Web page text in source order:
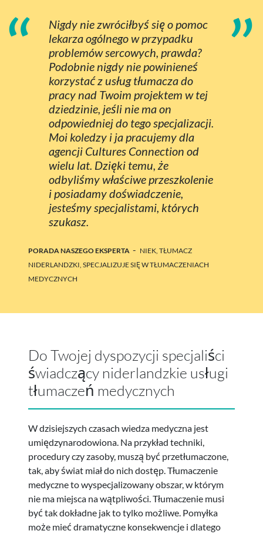
“
Nigdy nie zwróciłbyś się o pomoc
lekarza ogólnego w przypadku
problemów sercowych, prawda?
Podobnie nigdy nie powinieneś
korzystać z usług tłumacza do
pracy nad Twoim projektem w tej
dziedzinie, jeśli nie ma on
odpowiedniej do tego specjalizacji.
Moi koledzy i ja pracujemy dla
agencji Cultures Connection od
wielu lat. Dzięki temu, że
odbyliśmy właściwe przeszkolenie
i posiadamy doświadczenie,
jesteśmy specjalistami, których
szukasz.
”
PORADA NASZEGO EKSPERTA - NIEK, TŁUMACZ
NIDERLANDZKI, SPECJALIZUJE SIĘ W TŁUMACZENIACH
MEDYCZNYCH
Do Twojej dyspozycji specjaliści
świadczący niderlandzkie usługi
tłumaczeń medycznych
W dzisiejszych czasach wiedza medyczna jest
umiędzynarodowiona. Na przykład techniki,
procedury czy zasoby, muszą być przetłumaczone,
tak, aby świat miał do nich dostęp. Tłumaczenie
medyczne to wyspecjalizowany obszar, w którym
nie ma miejsca na wątpliwości. Tłumaczenie musi
być tak dokładne jak to tylko możliwe. Pomyłka
może mieć dramatyczne konsekwencje i dlatego